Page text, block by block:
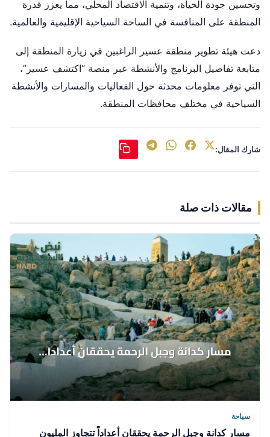
وتحسين جودة الحياة، وتنمية الاقتصاد المحلي، مما يعزز قدرة
المنطقة على المنافسة في الساحة السياحية الإقليمية والعالمية.
دعت هيئة تطوير منطقة عسير الراغبين في زيارة المنطقة إلى
متابعة تفاصيل البرنامج والأنشطة عبر منصة “اكتشف عسير”،
التي توفر معلومات محدثة حول الفعاليات والمسارات والأنشطة
السياحية في مختلف محافظات المنطقة.
شارك المقال:
مقالات ذات صلة
سياحة
مسار كدانة وجبل الرحمة يحققان أعداداً تتجاوز المليون